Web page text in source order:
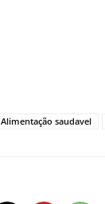
Alimentação saudavel